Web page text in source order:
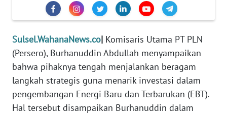
Sulsel.WahanaNews.co| Komisaris Utama PT PLN
(Persero), Burhanuddin Abdullah menyampaikan
bahwa pihaknya tengah menjalankan beragam
langkah strategis guna menarik investasi dalam
pengembangan Energi Baru dan Terbarukan (EBT).
Hal tersebut disampaikan Burhanuddin dalam
KARIR
DISCLAIMER
Wahana
News
Regional